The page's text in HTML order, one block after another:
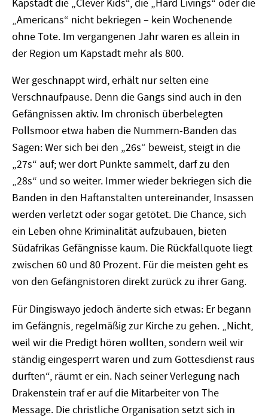
Kapstadt die „Clever Kids“, die „Hard Livings“ oder die
„Americans“ nicht bekriegen – kein Wochenende
ohne Tote. Im vergangenen Jahr waren es allein in
der Region um Kapstadt mehr als 800.
Wer geschnappt wird, erhält nur selten eine
Verschnaufpause. Denn die Gangs sind auch in den
Gefängnissen aktiv. Im chronisch überbelegten
Pollsmoor etwa haben die Nummern-Banden das
Sagen: Wer sich bei den „26s“ beweist, steigt in die
„27s“ auf; wer dort Punkte sammelt, darf zu den
„28s“ und so weiter. Immer wieder bekriegen sich die
Banden in den Haftanstalten untereinander, Insassen
werden verletzt oder sogar getötet. Die Chance, sich
ein Leben ohne Kriminalität aufzubauen, bieten
Südafrikas Gefängnisse kaum. Die Rückfallquote liegt
zwischen 60 und 80 Prozent. Für die meisten geht es
von den Gefängnistoren direkt zurück zu ihrer Gang.
Für Dingiswayo jedoch änderte sich etwas: Er begann
im Gefängnis, regelmäßig zur Kirche zu gehen. „Nicht,
weil wir die Predigt hören wollten, sondern weil wir
ständig eingesperrt waren und zum Gottesdienst raus
durften“, räumt er ein. Nach seiner Verlegung nach
Drakenstein traf er auf die Mitarbeiter von The
Message. Die christliche Organisation setzt sich in